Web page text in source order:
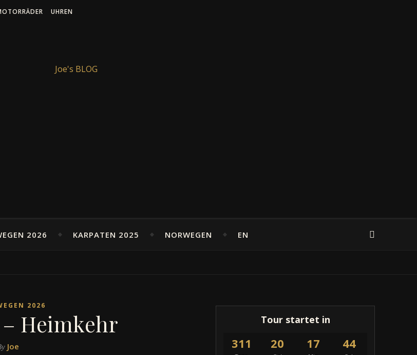
UHREN
2026 KARPATEN 2025 NORWEGEN EN
2026
Heimkehr
Joe
Tour startet in
311 20 17 43